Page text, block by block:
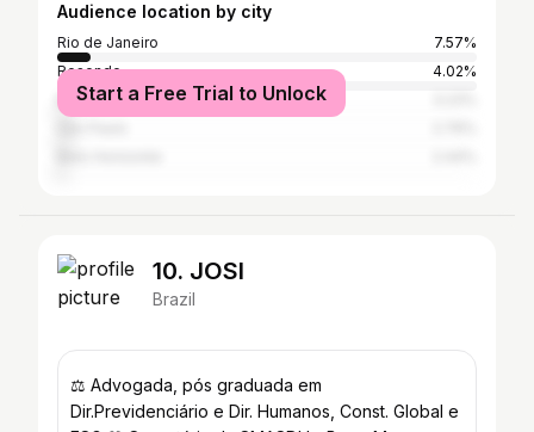
Audience location by city
Rio de Janeiro
7.57%
Resende
4.02%
Barra Mansa
Start a Free Trial to Unlock
10. JOSI
Brazil
⚖️ Advogada, pós graduada em
Dir.Previdenciário e Dir. Humanos, Const. Global e